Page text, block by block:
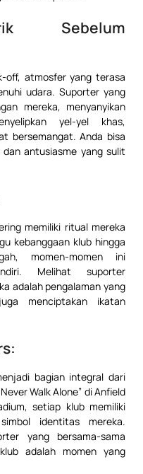
Sebelum
off, atmosfer yang terasa
udara. Suporter yang
mereka, menyanyikan
yel-yel khas,
bersemangat. Anda bisa
antusiasme yang sulit
memiliki ritual mereka
kebanggaan klub hingga
momen-momen ini
Melihat suporter
adalah pengalaman yang
menciptakan ikatan
bagian integral dari
Walk Alone” di Anfield
setiap klub memiliki
identitas mereka.
yang bersama-sama
adalah momen yang